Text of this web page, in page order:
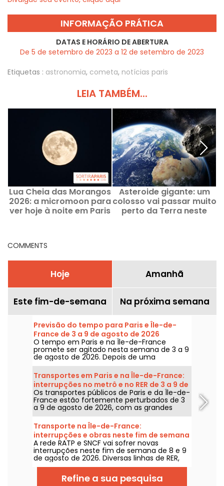
INFORMAÇÃO PRÁTICA
DATAS E HORÁRIO DE ABERTURA
De 5 de setembro de 2023 a 12 de setembro de 2023
Etiquetas : astronomia, cometa, notícias paris
LEIA TAMBÉM...
Lua Cheia das Morangos
2026: a micromoon para
ver hoje à noite em Paris
Asteroide gigante: um
colosso vai passar muito
perto da Terra neste
COMMENTS
Hoje Amanhã
Este fim-de-semana Na próxima semana
Previsão do tempo para Paris e Île-de-
France de 3 a 9 de agosto de 2026
O tempo em Paris e na Île-de-France
promete ser agitado nesta semana de 3 a 9
de agosto de 2026. Depois de uma
segunda-feira de calor extremo, com risco
de tempestades, as temperaturas vão cair
gradualmente antes do retorno de tempo
mais quente e ensolarado para o fim de
semana.
Transportes em Paris e na Île-de-France:
interrupções no metrô e no RER de 3 a 9 de
agosto de 2026
Os transportes públicos de Paris e da Île-de-
France estão fortemente perturbados de 3
a 9 de agosto de 2026, com as grandes
obras de verão que afetam gravemente
algumas linhas, segundo a RATP e a SNCF.
Transporte na Île-de-France:
interrupções e obras neste fim de semana
de 8 e 9 de agosto de 2026
A rede RATP e SNCF vai sofrer novas
interrupções neste fim de semana de 8 e 9
de agosto de 2026. Diversas linhas de RER,
Transilien e metrô estarão sujeitas a obras e
interrupções; damos tudo para ajudar você
a planejar seus deslocamentos.
Refine a sua pesquisa